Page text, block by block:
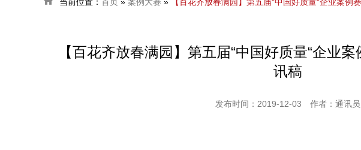
【百花齐放春满园】第五届“中国好质量“企业
讯稿
发布时间：2019-12-03 作者：通讯员